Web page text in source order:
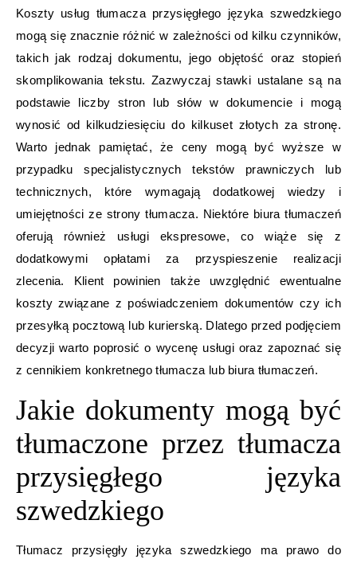
Koszty usług tłumacza przysięgłego języka szwedzkiego
mogą się znacznie różnić w zależności od kilku czynników,
takich jak rodzaj dokumentu, jego objętość oraz stopień
skomplikowania tekstu. Zazwyczaj stawki ustalane są na
podstawie liczby stron lub słów w dokumencie i mogą
wynosić od kilkudziesięciu do kilkuset złotych za stronę.
Warto jednak pamiętać, że ceny mogą być wyższe w
przypadku specjalistycznych tekstów prawniczych lub
technicznych, które wymagają dodatkowej wiedzy i
umiejętności ze strony tłumacza. Niektóre biura tłumaczeń
oferują również usługi ekspresowe, co wiąże się z
dodatkowymi opłatami za przyspieszenie realizacji
zlecenia. Klient powinien także uwzględnić ewentualne
koszty związane z poświadczeniem dokumentów czy ich
przesyłką pocztową lub kurierską. Dlatego przed podjęciem
decyzji warto poprosić o wycenę usługi oraz zapoznać się
z cennikiem konkretnego tłumacza lub biura tłumaczeń.
Jakie dokumenty mogą być
tłumaczone przez tłumacza
przysięgłego języka
szwedzkiego
Tłumacz przysięgły języka szwedzkiego ma prawo do